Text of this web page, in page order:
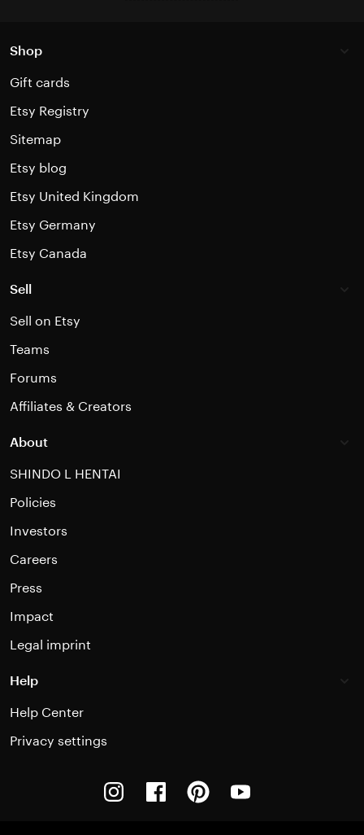
Shop
Gift cards
Etsy Registry
Sitemap
Etsy blog
Etsy United Kingdom
Etsy Germany
Etsy Canada
Sell
Sell on Etsy
Teams
Forums
Affiliates & Creators
About
SHINDO L HENTAI
Policies
Investors
Careers
Press
Impact
Legal imprint
Help
Help Center
Privacy settings
InstagramFacebookPinterest